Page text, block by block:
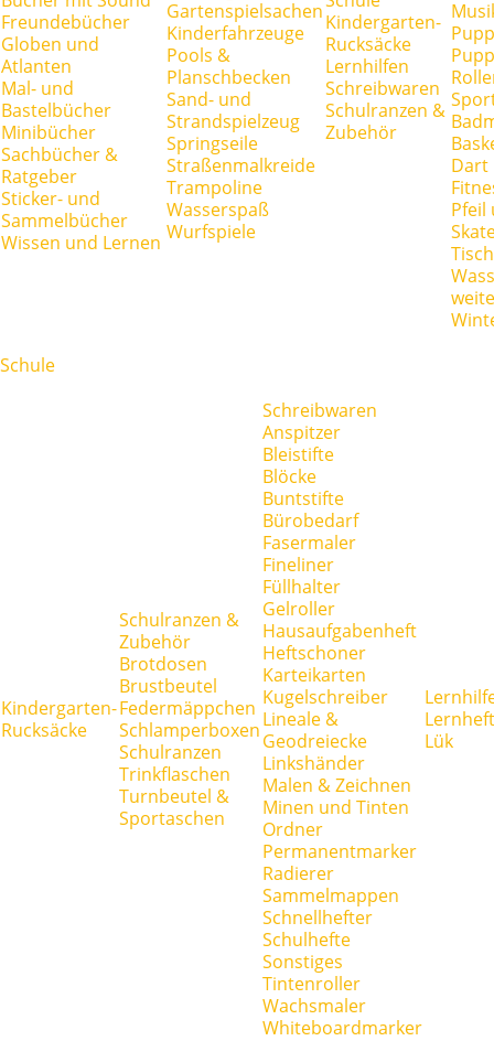
Freundebücher
Globen und
Atlanten
Mal- und
Bastelbücher
Minibücher
Sachbücher &
Ratgeber
Sticker- und
Sammelbücher
Wissen und Lernen
Gartenspielsachen
Kinderfahrzeuge
Pools &
Planschbecken
Sand- und
Strandspielzeug
Springseile
Straßenmalkreide
Trampoline
Wasserspaß
Wurfspiele
Kindergarten-
Rucksäcke
Lernhilfen
Schreibwaren
Schulranzen &
Zubehör
Dart
Pfeil
Schule
Kindergarten-
Rucksäcke
Schulranzen &
Zubehör
Brotdosen
Brustbeutel
Federmäppchen
Schlamperboxen
Schulranzen
Trinkflaschen
Turnbeutel &
Sportaschen
Schreibwaren
Anspitzer
Bleistifte
Blöcke
Buntstifte
Bürobedarf
Fasermaler
Fineliner
Füllhalter
Gelroller
Hausaufgabenheft
Heftschoner
Karteikarten
Kugelschreiber
Lineale &
Geodreiecke
Linkshänder
Malen & Zeichnen
Minen und Tinten
Ordner
Permanentmarker
Radierer
Sammelmappen
Schnellhefter
Schulhefte
Sonstiges
Tintenroller
Wachsmaler
Whiteboardmarker
Lük